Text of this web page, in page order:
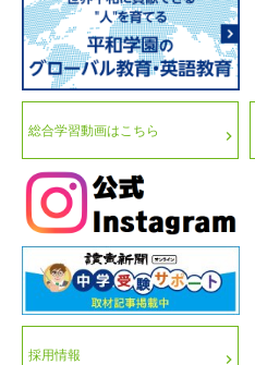
総合学習動画はこちら
採用情報